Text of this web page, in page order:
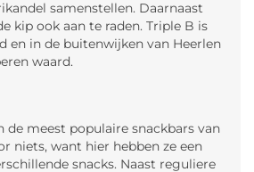
samenstellen. Daarnaast
kip ook aan te raden. Triple B is
en in de buitenwijken van Heerlen
waard.
de meest populaire snackbars van
niets, want hier hebben ze een
snacks. Naast reguliere